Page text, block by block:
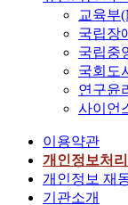
교육부
국립장
국립중
국회도
연구윤
사이언
이용약관
개인정보처
개인정보 재
기관소개